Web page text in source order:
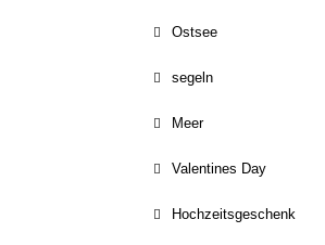
Ostsee
segeln
Meer
Valentines Day
Hochzeitsgeschenk